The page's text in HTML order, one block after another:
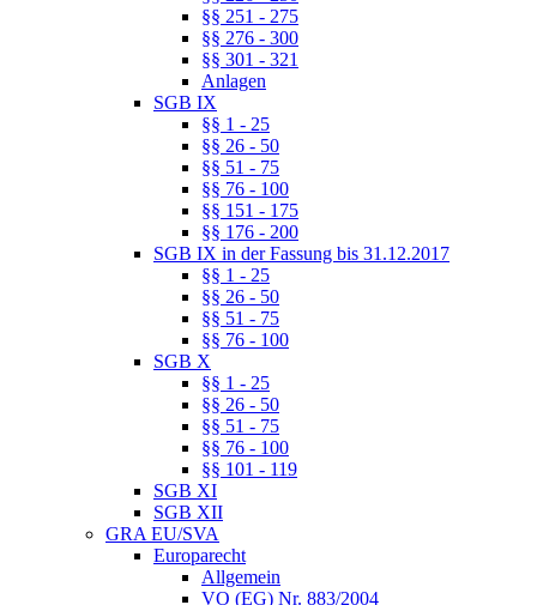
§§ 251 - 275
§§ 276 - 300
§§ 301 - 321
Anlagen
SGB IX
§§ 1 - 25
§§ 26 - 50
§§ 51 - 75
§§ 76 - 100
§§ 151 - 175
§§ 176 - 200
SGB IX in der Fassung bis 31.12.2017
§§ 1 - 25
§§ 26 - 50
§§ 51 - 75
§§ 76 - 100
SGB X
§§ 1 - 25
§§ 26 - 50
§§ 51 - 75
§§ 76 - 100
§§ 101 - 119
SGB XI
SGB XII
GRA EU/SVA
Europarecht
Allgemein
VO (EG) Nr. 883/2004